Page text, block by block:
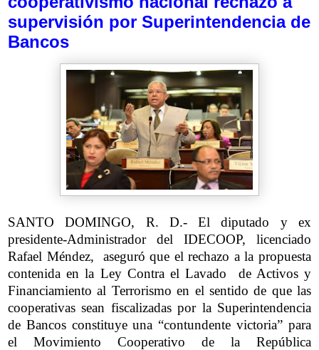
supervisión por Superintendencia de
Bancos
SANTO DOMINGO, R. D.- El diputado y ex
presidente-Administrador del IDECOOP, licenciado
Rafael Méndez, aseguró que el rechazo a la propuesta
contenida en la Ley Contra el Lavado de Activos y
Financiamiento al Terrorismo en el sentido de que las
cooperativas sean fiscalizadas por la Superintendencia
de Bancos constituye una “contundente victoria” para
el Movimiento Cooperativo de la República